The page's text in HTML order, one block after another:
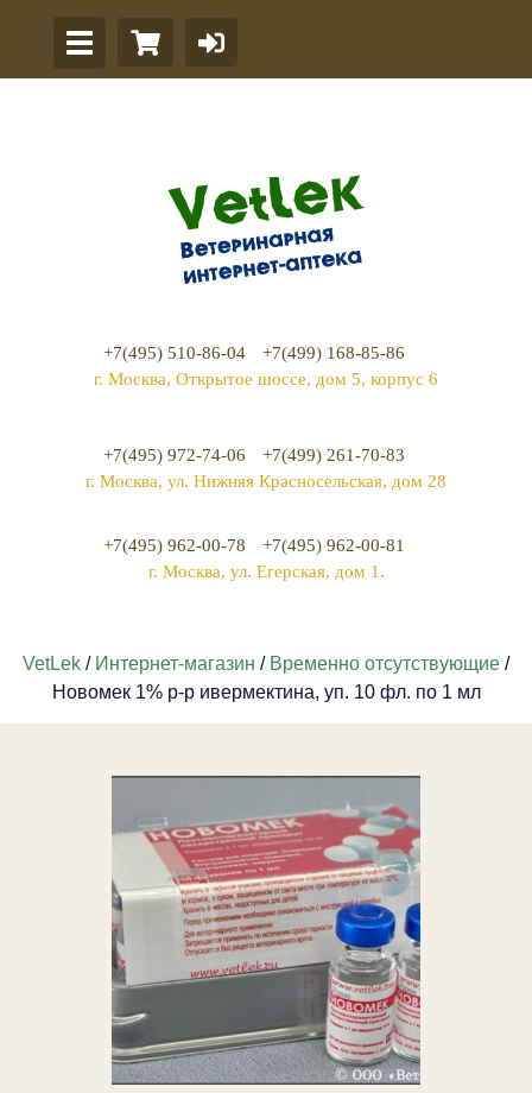
+7(495) 510-86-04
+7(499) 168-85-86
г. Москва, Открытое шоссе, дом 5, корпус 6
+7(495) 972-74-06
+7(499) 261-70-83
г. Москва, ул. Нижняя Красносельская, дом 28
+7(495) 962-00-78
+7(495) 962-00-81
г. Москва, ул. Егерская, дом 1.
VetLek / Интернет-магазин / Временно отсутствующие /
Новомек 1% р-р ивермектина, уп. 10 фл. по 1 мл